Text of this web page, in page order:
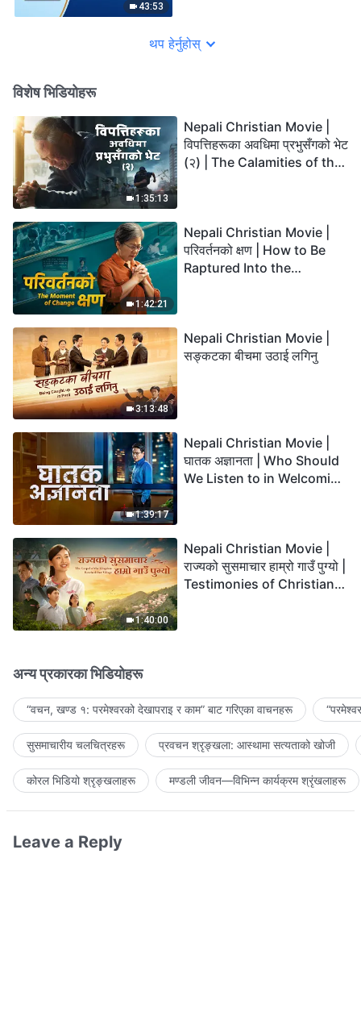
43:53
थप हेर्नुहोस्
विशेष भिडियोहरू
1:35:13
Nepali Christian Movie |
विपत्तिहरूका अवधिमा प्रभुसँगको भेट
(२) | The Calamities of the
1:42:21
Nepali Christian Movie |
परिवर्तनको क्षण | How to Be
Raptured Into the
3:13:48
Nepali Christian Movie |
सङ्कटका बीचमा उठाई लगिनु
1:39:17
Nepali Christian Movie |
घातक अज्ञानता | Who Should
We Listen to in Welcoming
1:40:00
Nepali Christian Movie |
राज्यको सुसमाचार हाम्रो गाउँ पुग्यो |
Testimonies of Christians
अन्य प्रकारका भिडियोहरू
“वचन, खण्ड १: परमेश्‍वरको देखापराइ र काम” बाट गरिएका वाचनहरू
सुसमाचारीय चलचित्रहरू प्रवचन श्रृङ्खला: आस्थामा सत्यताको खोजी
कोरल भिडियो श्रृङ्खलाहरू मण्डली जीवन—विभिन्‍न कार्यक्रम श्रृंखलाहरू
Leave a Reply